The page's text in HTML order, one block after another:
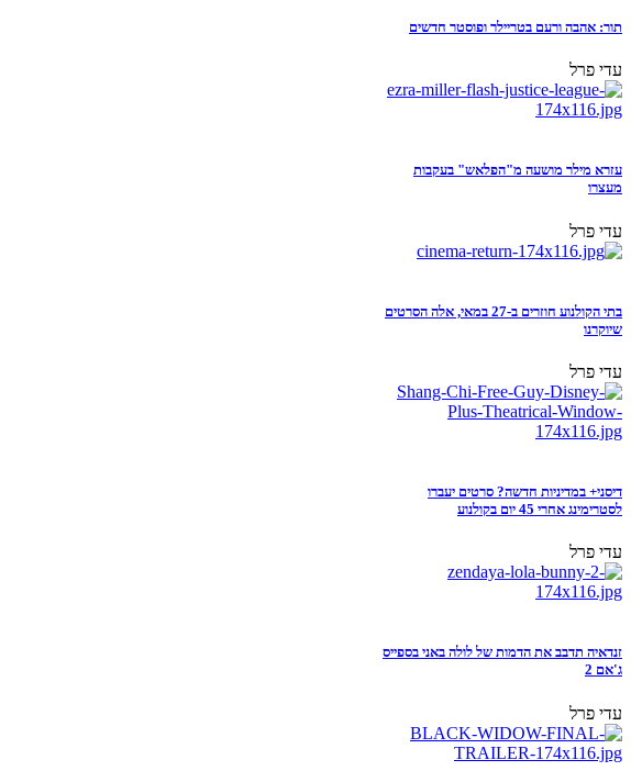
תור: אהבה ורעם בטריילר ופוסטר חדשים
עדי פרל
עזרא מילר מושעה מ"הפלאש" בעקבות
מעצרו
עדי פרל
בתי הקולנוע חוזרים ב-27 במאי, אלה הסרטים
שיוקרנו
עדי פרל
דיסני+ במדיניות חדשה? סרטים יעברו
לסטרימינג אחרי 45 יום בקולנוע
עדי פרל
זנדאיה תדבב את הדמות של לולה באני בספייס
ג'אם 2
עדי פרל